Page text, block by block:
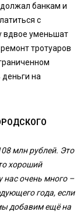
банкам и
с
вдвое уменьшат
тротуаров
на
млн рублей. Это
хороший
нас очень много –
года, если
добавим ещё на